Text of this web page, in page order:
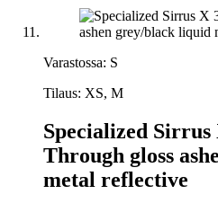
Varastossa: S
Tilaus: XS, M
Specialized Sirrus
Through gloss
metal reflective